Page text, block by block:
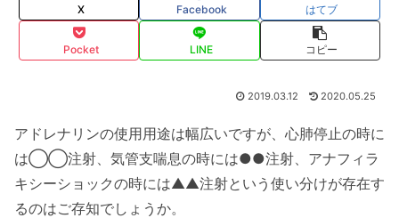
X Facebook はてブ
Pocket LINE コピー
2019.03.12 2020.05.25
アドレナリンの使用用途は幅広いですが、心肺停止の時に
は◯◯注射、気管支喘息の時には●●注射、アナフィラ
キシーショックの時には▲▲注射という使い分けが存在す
るのはご存知でしょうか。